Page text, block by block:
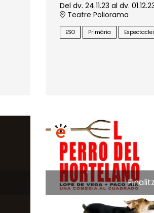
Del dv. 24.11.23 al dv.
Teatre Poliorama
ESO Primària